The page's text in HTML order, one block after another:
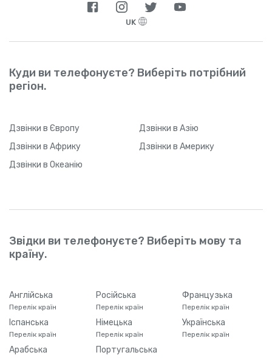
UK
Куди ви телефонуєте? Виберіть потрібний
регіон.
Дзвінки в Європу Дзвінки в Азію
Дзвінки в Африку Дзвінки в Америку
Дзвінки в Океанію
Звідки ви телефонуєте? Виберіть мову та
країну.
Англійська
Перелік країн
Російська
Перелік країн
Французька
Перелік країн
Іспанська
Перелік країн
Німецька
Перелік країн
Українська
Перелік країн
Арабська Португальська